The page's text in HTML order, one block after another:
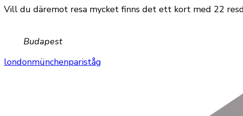
Vill du däremot resa mycket finns det ett kort med 22
Budapest
londonmünchenpariståg